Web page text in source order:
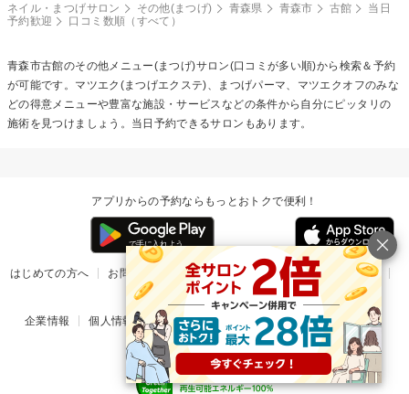
ネイル・まつげサロン その他(まつげ) 青森県 青森市 古館
当日
予約歓迎
口コミ数順（すべて）
青森市古館のその他メニュー(まつげ)サロン(口コミが多い順)から検索＆予約
が可能です。マツエク(まつげエクステ)、まつげパーマ、マツエクオフのみな
どの得意メニューや豊富な施設・サービスなどの条件から自分にピッタリの
施術を見つけましょう。当日予約できるサロンもあります。
アプリからの予約ならもっとおトクで便利！
はじめての方へ お問い合わせ ヘルプ リリース情報
利用規約
掲載ご希望のサロン様
企業情報 個人情報保護方針 楽天のサービス一覧 アプリ一覧
© Rakuten Group, Inc.